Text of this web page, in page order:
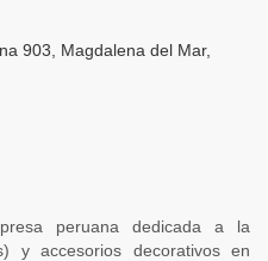
903, Magdalena del Mar,
peruana dedicada a la
y accesorios decorativos en